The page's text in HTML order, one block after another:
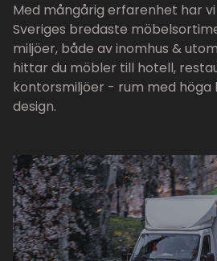
Med mångårig erfarenhet har
Sveriges bredaste
miljöer, både av inomhus &
hittar du möbler till hotell,
kontorsmiljöer - rum med
design.